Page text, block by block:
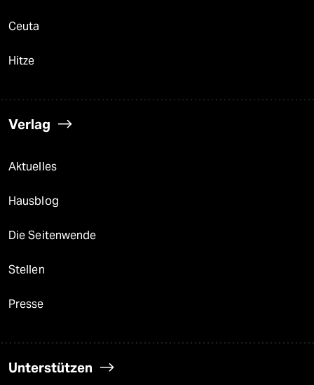
Ceuta
Hitze
Verlag
Aktuelles
Hausblog
Die Seitenwende
Stellen
Presse
Unterstützen